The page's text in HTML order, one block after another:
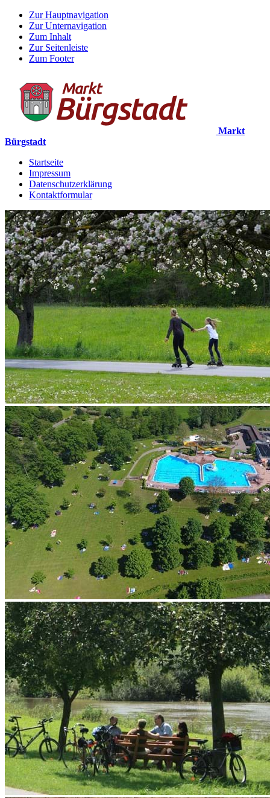
Zur Hauptnavigation
Zur Unternavigation
Zum Inhalt
Zur Seitenleiste
Zum Footer
Markt
Bürgstadt
Startseite
Impressum
Datenschutzerklärung
Kontaktformular